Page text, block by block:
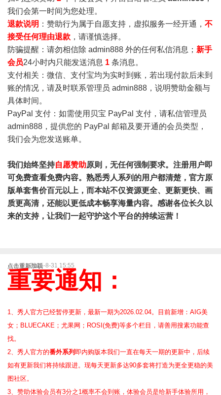
我们会第一时间为您处理。
退款说明 ：赞助行为属于自愿支持，虚拟服务一经开通， 不
接受任何理由退款 ，请谨慎选择。
防骗提醒：请勿相信除 admin888 外的任何私信消息； 新手
会员24小时内只能发送消息 1 条消息。
支付相关：微信、支付宝均为实时到账，若出现付款后未到
账的情况，请及时联系管理员 admin888，说明赞助金额与
具体时间。
PayPal 支付：如需使用贝宝 PayPal 支付，请私信管理员
admin888，提供您的 PayPal 邮箱及要开通的会员类型，
我们会为您发送账单。
我们始终坚持自愿赞助原则，无任何强制要求。注册用户即
可免费查看免费内容。熟悉秀人系列的用户都清楚，官方原
版单套售价百元以上，而本站不仅资源更全、更新更快、画
质更高清，还能以更低成本畅享海量内容。感谢各位长久以
来的支持，让我们一起守护这个平台的持续运营！
点击重新加载2025-8-31 15:55
重要通知：
1、秀人官方已经暂停更新，最新一期为2026.02.04。目前新增：AIG美
女；BLUECAKE；尤果网；ROSI(免费)等多个栏目，请善用搜素功能查
找。
2、 秀人官方的番外系列 即内购版本我们一直在每天一期的更新中，后续
如有更新我们将持续跟进。现每天更新多达90多套将打造为更全更稳的美
图社区。
3、赞助体验会员有3分之1概率不会到账，体验会员是给新手体验所用，